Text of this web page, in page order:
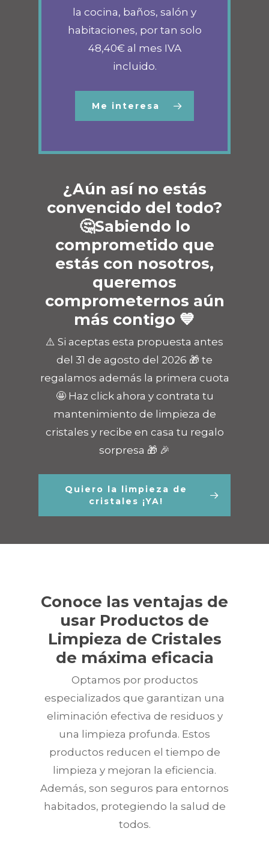
la cocina, baños, salón y
habitaciones, por tan solo
48,40€ al mes IVA
incluido.
Me interesa
¿Aún así no estás
convencido del todo?
🤔Sabiendo lo
comprometido que
estás con nosotros,
queremos
comprometernos aún
más contigo 💙
⚠️ Si aceptas esta propuesta antes
del 31 de agosto del 2026 🎁 te
regalamos además la primera cuota
🤩 Haz click ahora y contrata tu
mantenimiento de limpieza de
cristales y recibe en casa tu regalo
sorpresa 🎁 🎉
Quiero la limpieza de
cristales ¡YA!
Conoce las ventajas de
usar Productos de
Limpieza de Cristales
de máxima eficacia
Optamos por productos
especializados que garantizan una
eliminación efectiva de residuos y
una limpieza profunda. Estos
productos reducen el tiempo de
limpieza y mejoran la eficiencia.
Además, son seguros para entornos
habitados, protegiendo la salud de
todos.